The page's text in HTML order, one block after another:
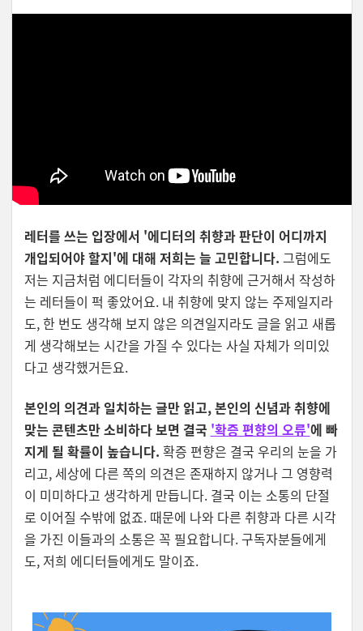
레터를 쓰는 입장에서 '에디터의 취향과 판단이 어디까지
개입되어야 할지'에 대해 저희는 늘 고민합니다. 그럼에도
저는 지금처럼 에디터들이 각자의 취향에 근거해서 작성하
는 레터들이 퍽 좋았어요. 내 취향에 맞지 않는 주제일지라
도, 한 번도 생각해 보지 않은 의견일지라도 글을 읽고 새롭
게 생각해보는 시간을 가질 수 있다는 사실 자체가 의미있
다고 생각했거든요.
본인의 의견과 일치하는 글만 읽고, 본인의 신념과 취향에
맞는 콘텐츠만 소비하다 보면 결국 '확증 편향의 오류'에 빠
지게 될 확률이 높습니다. 확증 편향은 결국 우리의 눈을 가
리고, 세상에 다른 쪽의 의견은 존재하지 않거나 그 영향력
이 미미하다고 생각하게 만듭니다. 결국 이는 소통의 단절
로 이어질 수밖에 없죠. 때문에 나와 다른 취향과 다른 시각
을 가진 이들과의 소통은 꼭 필요합니다. 구독자분들에게
도, 저희 에디터들에게도 말이죠.